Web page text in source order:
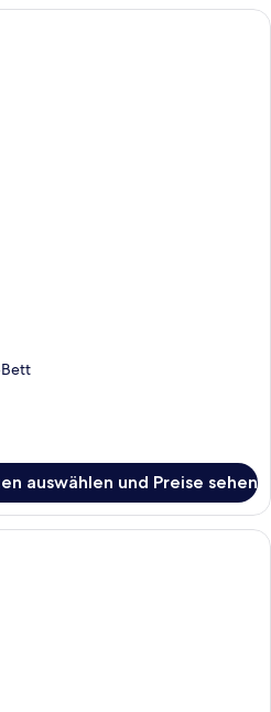
Bett
auswählen und Preise sehen
Ein Schlafzimmer mit einem Bett,